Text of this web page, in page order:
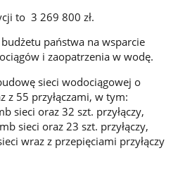
to 3 269 800 zł.
państwa na wsparcie
i zaopatrzenia w wodę.
sieci wodociągowej o
z 55 przyłączami, w tym:
sieci oraz 32 szt. przyłączy,
sieci oraz 23 szt. przyłączy,
wraz z przepięciami przyłączy